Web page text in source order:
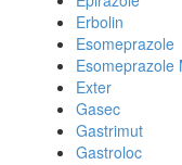
Erbolin
Esomeprazole
Esomeprazole
Exter
Gasec
Gastrimut
Gastroloc